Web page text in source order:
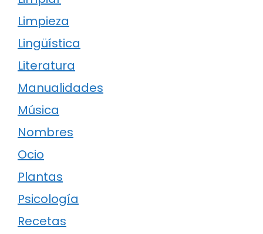
Limpieza
Lingüística
Literatura
Manualidades
Música
Nombres
Ocio
Plantas
Psicología
Recetas